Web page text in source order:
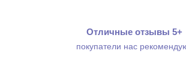
Отличные отзывы 5+
покупатели нас